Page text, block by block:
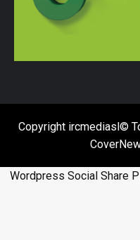
Copyright ircmediasl©
Wordpress Social Share